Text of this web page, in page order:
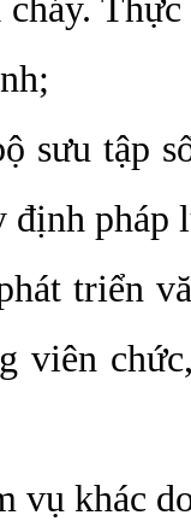
sưu tập
định pháp
triển
viên
vụ khác